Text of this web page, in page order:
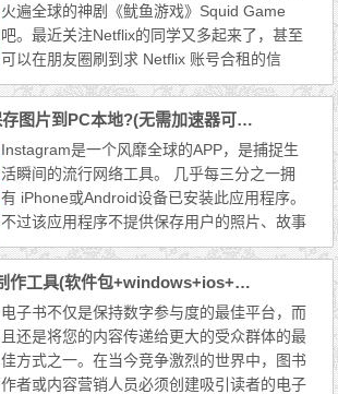
主流平台对比 Netease Music：没有周杰伦的
歌，曲库小。 Apple Mu...
火遍全球的神剧《鱿鱼游戏》Squid Game
吧。最近关注Netflix的同学又多起来了，甚至
可以在朋友圈刷到求 Netflix 账号合租的信
息。那么，怎么获取便宜的 Netflix 奈飞账号
呢？关于Netflix分区的话题也聊过了。不过时
间过去大半年，Netflix官方又调整了价格，比
如土耳其区的调整就很多，现在相对来说比较
便宜的区分别是这样四个国家，巴西，土耳
其，阿根廷和巴基斯...
instagram怎么保存图片到PC本地?(无需加速器可下载视频)
Instagram是一个风靡全球的APP，是捕捉生
活瞬间的流行网络工具。 几乎每三分之一拥
有 iPhone或Android设备已安装此应用程序。
不过该应用程序不提供保存用户的照片、故事
或视频的功能，尽管它有许多令人难以拒绝的
优点，但这个问题是它的一个硬伤。 那么如
何下载Instagram 照片、视频、故事并将它们
保存在手机或 PC?有什么办法可以解决这个问
题： “如何从 Instagram 保存照片和视频？”。
今天给大家推荐一...
2026免费电子书制作工具(软件包+windows+ios+中文汉化版)
电子书不仅是保持数字参与度的最佳平台，而
且还是将您的内容传递给更大的受众群体的最
佳方式之一。在当今竞争激烈的世界中，图书
作者或内容营销人员必须创建吸引读者的电子